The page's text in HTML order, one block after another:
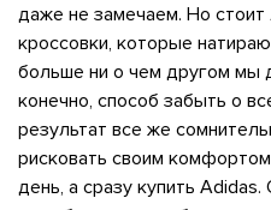
даже не замечаем. Но
кроссовки, которые
больше ни о чем другом мы
конечно, способ забыть о
результат все же
рисковать своим
день, а сразу купить